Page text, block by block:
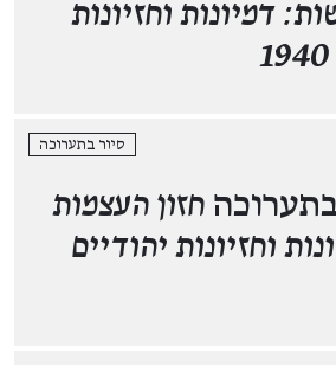
דמיונות וחזיונות
סיור בתערוכה
חזון העצמות
וחזיונות יהודיים